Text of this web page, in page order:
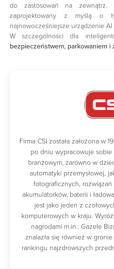
do zastosowań na zewnątrz.
zaprojektowany z myślą o
najnowocześniejsze urządzenie
W szczególności dla
bezpieczeństwem, parkowaniem i
Firma CSI została założona w
po dniu wypracowuje
branżowym, zarówno w
automatyki przemysłowej,
fotograficznych,
akumulatorków, baterii i
jest jako jeden z
komputerowych w kraju.
nagrodami m.in.: Gazele
znalazła się również w
rankingu najzdrowszych